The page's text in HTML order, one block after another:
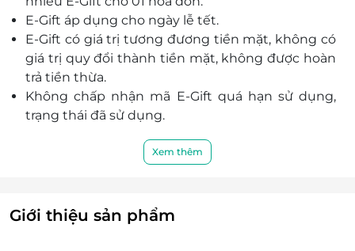
E-Gift áp dụng cho ngày lễ tết.
E-Gift có giá trị tương đương tiền mặt, không có
giá trị quy đổi thành tiền mặt, không được hoàn
trả tiền thừa.
Không chấp nhận mã E-Gift quá hạn sử dụng,
trạng thái đã sử dụng.
Nghiêm cấm mọi hình thức mua đi bán lại, kinh
doanh trái với qui định của LifeLink và Baoz
Xem thêm
Giới thiệu sản phẩm